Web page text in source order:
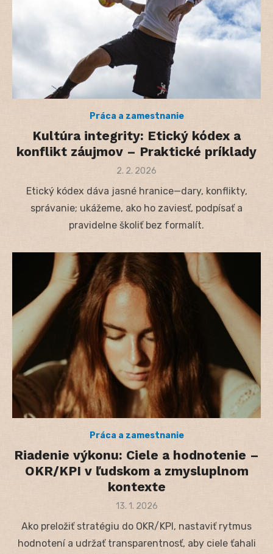
Práca a zamestnanie
Kultúra integrity: Etický kódex a
konflikt záujmov – Praktické príklady
Posted
2. 2. 2026
Etický kódex dáva jasné hranice—dary, konflikty,
správanie; ukážeme, ako ho zaviesť, podpísať a
pravidelne školiť bez formalít.
Práca a zamestnanie
Riadenie výkonu: Ciele a hodnotenie –
OKR/KPI v ľudskom a zmysluplnom
kontexte
Posted
13. 1. 2026
Ako preložiť stratégiu do OKR/KPI, nastaviť rytmus
hodnotení a udržať transparentnosť, aby ciele ťahali